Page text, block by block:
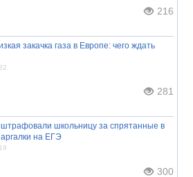
216
закачка газа в Европе: чего ждать
281
школьницу за спрятанные в
на ЕГЭ
300